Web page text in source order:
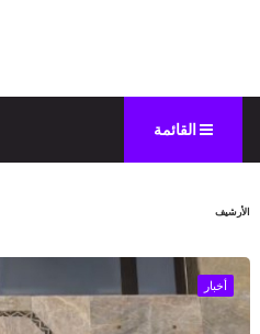
القائمة
الأرشيف
أخبار